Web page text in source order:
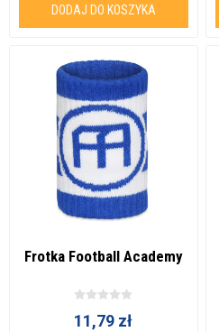
DODAJ DO KOSZYKA
Frotka Football Academy
11,79 zł